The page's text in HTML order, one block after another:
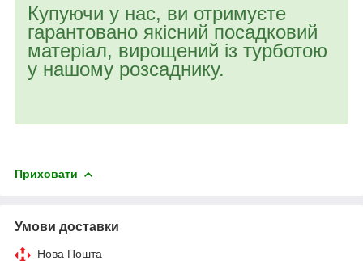
Купуючи у нас, ви отримуєте
гарантовано якісний посадковий
матеріал, вирощений із турботою
у нашому розсаднику.
Приховати
Умови доставки
Нова Пошта